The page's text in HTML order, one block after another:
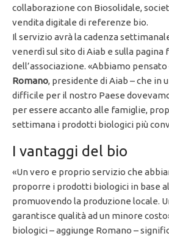
collaborazione con Biosolidale,
vendita digitale di referenze bio.
Il servizio avrà la cadenza
venerdì sul sito di Aiab e sulla pagina
dell’associazione. «Abbiamo pensato
Romano, presidente di Aiab – che in
difficile per il nostro Paese
per essere accanto alle famiglie,
settimana i prodotti biologici più
I vantaggi del bio
«Un vero e proprio servizio che
proporre i prodotti biologici in base
promuovendo la produzione locale.
garantisce qualità ad un minore
biologici – aggiunge Romano –